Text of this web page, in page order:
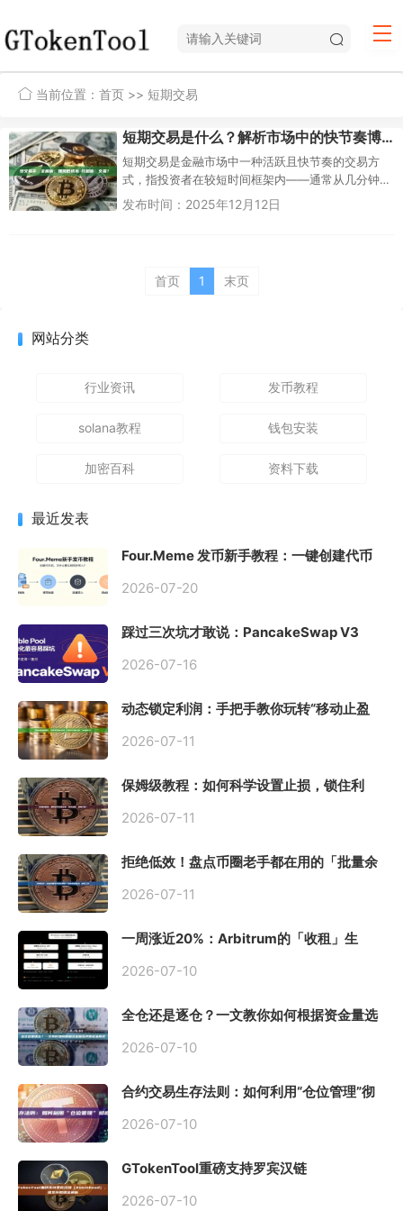
当前位置： 首页 >> 短期交易
短期交易是什么？解析市场中的快节奏博弈
短期交易是金融市场中一种活跃且快节奏的交易方
式，指投资者在较短时间框架内——通常从几分钟
到几周不等——通过买卖金融资产（如股票、外
发布时间：2025年12月12日
首页 1 末页
网站分类
行业资讯 发币教程
solana教程 钱包安装
加密百科 资料下载
最近发表
Four.Meme 发币新手教程：一键创建代币
2026-07-20
踩过三次坑才敢说：PancakeSwap V3
初始化
2026-07-16
动态锁定利润：手把手教你玩转“移动止盈
2026-07-11
保姆级教程：如何科学设置止损，锁住利
2026-07-11
拒绝低效！盘点币圈老手都在用的「批量余
2026-07-11
一周涨近20%：Arbitrum的「收租」生
2026-07-10
全仓还是逐仓？一文教你如何根据资金量选
2026-07-10
合约交易生存法则：如何利用“仓位管理”彻
2026-07-10
GTokenTool重磅支持罗宾汉链
2026-07-10